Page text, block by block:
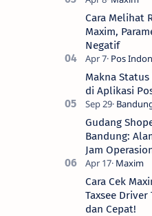
Cara Melihat
Maxim,
Negatif
Makna
di Aplikasi
Gudang
Bandung:
Jam
Cara Cek
Taxsee
dan Cepat!